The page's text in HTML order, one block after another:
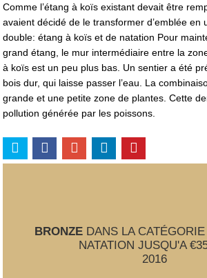
Comme l’étang à koïs existant devait être
avaient décidé de le transformer d’emblée en
double: étang à koïs et de natation Pour
grand étang, le mur intermédiaire entre la
à koïs est un peu plus bas. Un sentier a été
bois dur, qui laisse passer l’eau. La
grande et une petite zone de plantes. Cette
pollution générée par les poissons.
BRONZE DANS LA
NATATION JUSQU'A
2016